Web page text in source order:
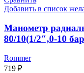
Добавить в список
Манометр
80/10(1/2″,0-10
Rommer
719 ₽